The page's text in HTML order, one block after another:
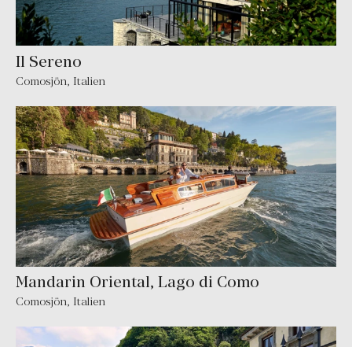
Il Sereno
Comosjön, Italien
Mandarin Oriental, Lago di Como
Comosjön, Italien